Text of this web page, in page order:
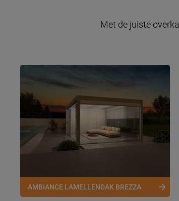
Met de juiste
AMBIANCE LAMELLENDAK BREZZA